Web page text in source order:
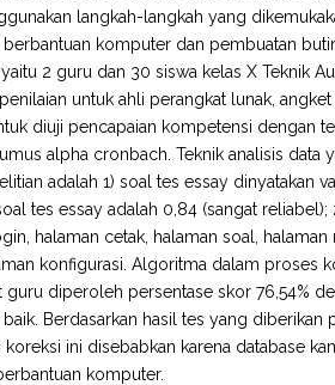
langkah-langkah yang
komputer dan pembuatan
2 guru dan 30 siswa kelas X Teknik
untuk ahli perangkat lunak,
diuji pencapaian kompetensi dengan
alpha cronbach. Teknik analisis data
adalah 1) soal tes essay dinyatakan
tes essay adalah 0,84 (sangat
halaman cetak, halaman soal, halaman
konfigurasi. Algoritma dalam proses
diperoleh persentase skor 76,54%
Berdasarkan hasil tes yang diberikan
ini disebabkan karena database
komputer.